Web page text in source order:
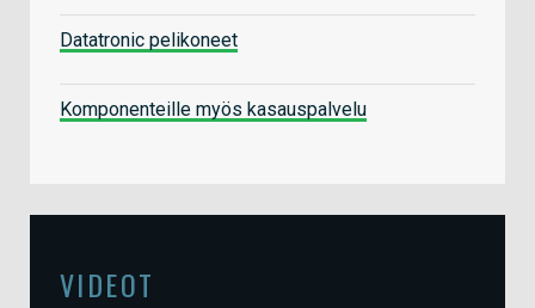
Datatronic pelikoneet
Komponenteille myös kasauspalvelu
VIDEOT